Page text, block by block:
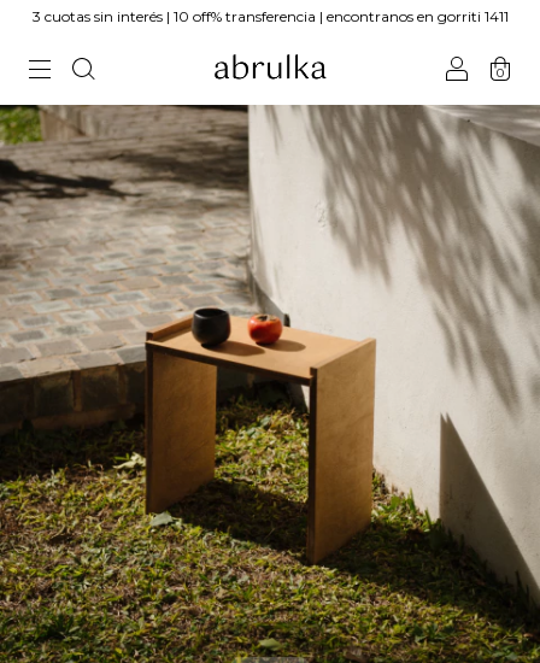
3 cuotas sin interés | 10 off% transferencia | encontranos en gorriti 1411
0